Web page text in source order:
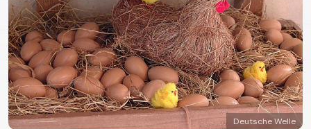
Deutsche Welle